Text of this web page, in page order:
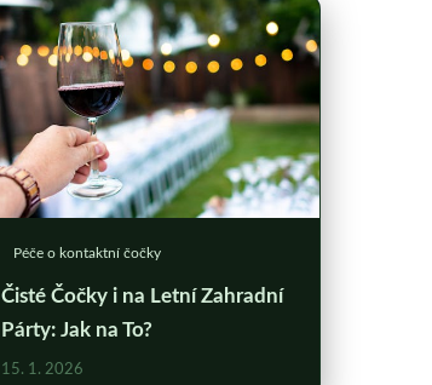
Péče o kontaktní čočky
Čisté Čočky i na Letní Zahradní
Párty: Jak na To?
15. 1. 2026